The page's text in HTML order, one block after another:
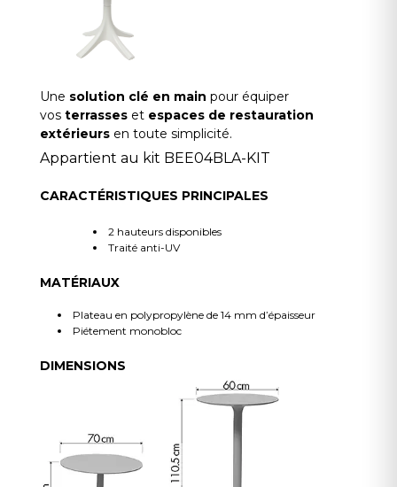
Une solution clé en main pour équiper
vos terrasseset espaces de restauration
extérieursen toute simplicité.
Appartient au kit BEE04BLA-KIT
CARACTÉRISTIQUES PRINCIPALES
2 hauteurs disponibles
Traité anti-UV
MATÉRIAUX
Plateau en polypropylène de 14 mm d’épaisseur
Piétement monobloc
DIMENSIONS